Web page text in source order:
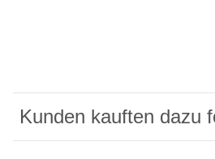
Kunden kauften dazu